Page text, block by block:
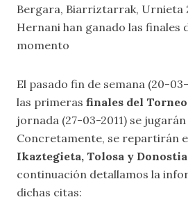
Bergara, Biarriztarrak, Urnieta
Hernani han ganado las finales
momento
El pasado fin de semana (20-
las primeras finales del
jornada (27-03-2011) se
Concretamente, se repartirán
Ikaztegieta, Tolosa y
continuación detallamos la
dichas citas: